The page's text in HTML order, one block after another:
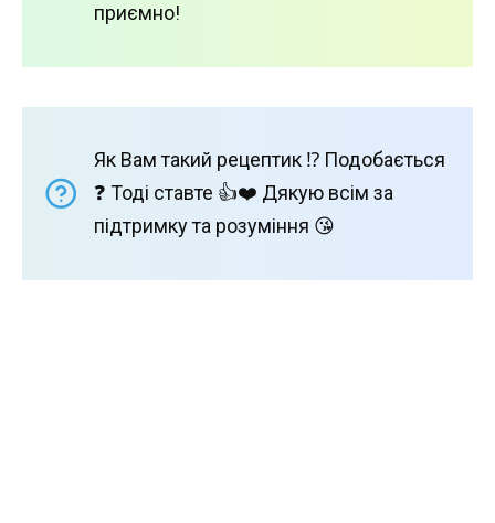
приємно!
Як Вам такий рецептик ⁉️ Подобається
❓ Тоді ставте 👍❤️ Дякую всім за
підтримку та розуміння 😘